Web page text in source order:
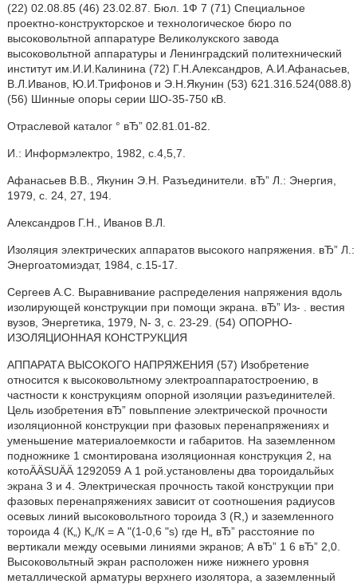
(22) 02.08.85 (46) 23.02.87. Бюл. 1Ф 7 (71) Специальное
проектно-конструкторское и технологическое бюро по
высоковольтной аппаратуре Великолукского завода
высоковольтной аппаратуры и Ленинградский политехнический
институт им.И.И.Калинина (72) Г.Н.Александров, А.И.Афанасьев,
В.Л.Иванов, Ю.И.Трифонов и Э.Н.Якунин (53) 621.316.524(088.8)
(56) Шинные опоры серии ШО-35-750 кВ.
Отраслевой каталог ° вЂ” 02.81.01-82.
И.: Информэлектро, 1982, с.4,5,7.
Афанасьев В.В., Якунин Э.Н. Разъединители. вЂ” Л.: Энергия,
1979, с. 24, 27, 194.
Александров Г.Н., Иванов В.Л.
Изоляция электрических аппаратов высокого напряжения. вЂ” Л.:
Энергоатомиэдат, 1984, с.15-17.
Сергеев А.С. Выравнивание распределения напряжения вдоль
изолирующей конструкции при помощи экрана. вЂ” Из- . вестия
вузов, Энергетика, 1979, N- 3, с. 23-29. (54) ОПОРНО-
ИЗОЛЯЦИОННАЯ КОНСТРУКЦИЯ
АППАРАТА ВЫСОКОГО НАПРЯЖЕНИЯ (57) Изобретение
относится к высоковольтному электроаппаратостроению, в
частности к конструкциям опорной изоляции разъединителей.
Цель изобретения вЂ” повьппение электрической прочности
изоляционной конструкции при фазовых перенапряжениях и
уменьшение материалоемкости и габаритов. На заземленном
подножнике 1 смонтирована изоляционная конструкция 2, на
котоÄÄSUÄÄ 1292059 А 1 рой.установлены два тороидальйых
экрана 3 и 4. Электрическая прочность такой конструкции при
фазовых перенапряжениях зависит от соотношения радиусов
осевых линий высоковольтного тороида 3 (R,) и заземленного
тороида 4 (К„) К„/К = А "(1-0,6 "s) где Н„ вЂ” расстояние по
вертикали между осевыми линиями экранов; А вЂ” 1 6 вЂ” 2,0.
Высоковольтный экран расположен ниже нижнего уровня
металлической арматуры верхнего изолятора, а заземленный